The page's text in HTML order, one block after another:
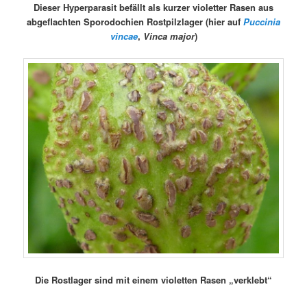
Dieser Hyperparasit befällt als kurzer violetter Rasen aus
abgeflachten Sporodochien Rostpilzlager (hier auf Puccinia
vincae, Vinca major)
Die Rostlager sind mit einem violetten Rasen „verklebt“